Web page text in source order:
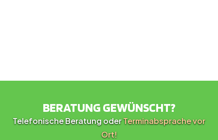
BERATUNG GEWÜNSCHT?
Telefonische Beratung oderTerminabsprache vor
Ort!